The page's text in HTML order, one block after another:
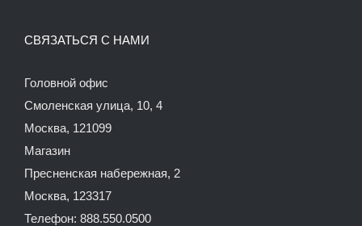
СВЯЗАТЬСЯ С НАМИ
Головной офис
Смоленская улица, 10, 4
Москва, 121099
Магазин
Пресненская набережная, 2
Москва, 123317
Телефон: 888.550.0500